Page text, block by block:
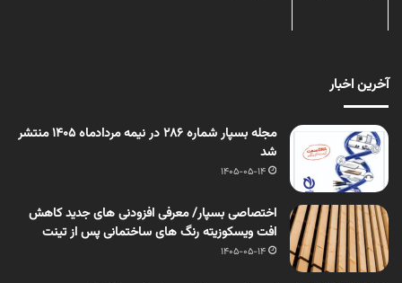
آخرین اخبار
مجله بسپار شماره 286 در نیمه مردادماه 1405 منتشر
شد
1405-05-14
اختصاصی بسپار/ معرفی افزودنی های جدید کاهش
افت ویسکوزیته رنگ های ساختمانی پس از تینت
1405-05-14